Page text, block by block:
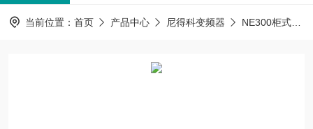
当前位置： 首页 产品中心 尼得科变频器 NE300柜式机型